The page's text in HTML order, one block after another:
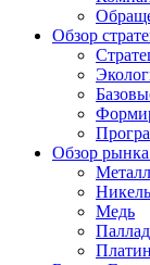
Обзор
Обзор рынка
Никель
Медь